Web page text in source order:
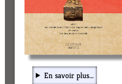
En savoir plus...